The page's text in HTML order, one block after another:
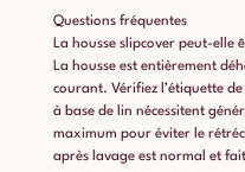
Questions fréquentes
La housse slipcover peut-elle
La housse est entièrement
courant. Vérifiez l’étiquette
à base de lin nécessitent
maximum pour éviter le
après lavage est normal et